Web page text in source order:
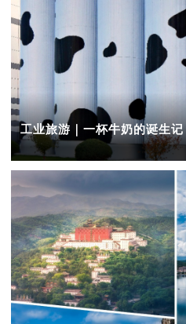
工业旅游｜一杯牛奶的诞生